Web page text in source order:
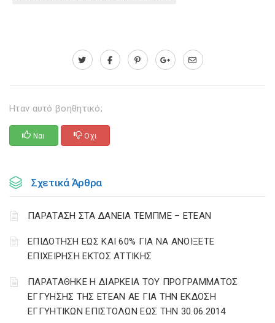
Ηταν αυτό βοηθητικό;
Ναι Οχι
Σχετικά Άρθρα
ΠΑΡΑΤΑΣΗ ΣΤΑ ΔΑΝΕΙΑ ΤΕΜΠΜΕ – ΕΤΕΑΝ
ΕΠΙΔΟΤΗΣΗ ΕΩΣ ΚΑΙ 60% ΓΙΑ ΝΑ ΑΝΟΙΞΕΤΕ
ΕΠΙΧΕΙΡΗΣΗ ΕΚΤΟΣ ΑΤΤΙΚΗΣ
ΠΑΡΑΤΑΘΗΚΕ Η ΔΙΑΡΚΕΙΑ ΤΟΥ ΠΡΟΓΡΑΜΜΑΤΟΣ
ΕΓΓΥΗΣΗΣ ΤΗΣ ΕΤΕΑΝ ΑΕ ΓΙΑ ΤΗΝ ΕΚΔΟΣΗ
ΕΓΓΥΗΤΙΚΩΝ ΕΠΙΣΤΟΛΩΝ ΕΩΣ ΤΗΝ 30.06.2014